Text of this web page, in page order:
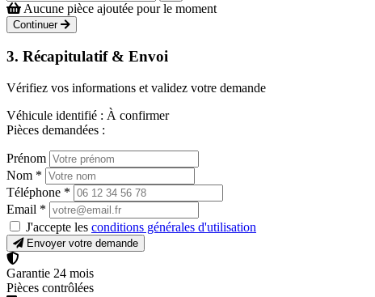
Aucune pièce ajoutée pour le moment
Continuer
3. Récapitulatif & Envoi
Vérifiez vos informations et validez votre demande
Véhicule identifié : À confirmer
Pièces demandées :
Prénom
Nom *
Téléphone *
Email *
J'accepte les conditions générales d'utilisation
Envoyer votre demande
Garantie 24 mois
Pièces contrôlées